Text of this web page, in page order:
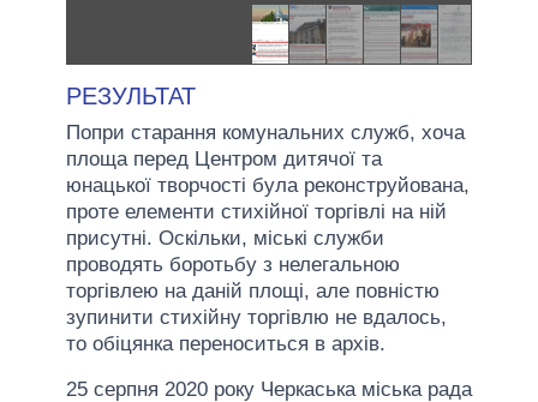
РЕЗУЛЬТАТ
Попри старання комунальних служб, хоча
площа перед Центром дитячої та
юнацької творчості була реконструйована,
проте елементи стихійної торгівлі на ній
присутні. Оскільки, міські служби
проводять боротьбу з нелегальною
торгівлею на даній площі, але повністю
зупинити стихійну торгівлю не вдалось,
то обіцянка переноситься в архів.
25 серпня 2020 року Черкаська міська рада